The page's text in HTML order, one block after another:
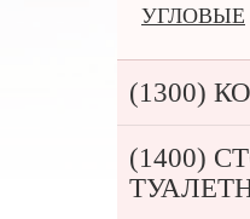
УГЛОВЫЕ
(1300)
(1400)